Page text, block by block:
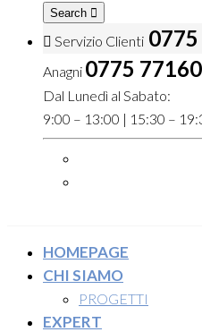
Search
Servizio Clienti
Anagni 0775 77160
Dal Lunedì al Sabato:
9:00 – 13:00 | 15:30 –
HOMEPAGE
CHI SIAMO
PROGETTI
EXPERT